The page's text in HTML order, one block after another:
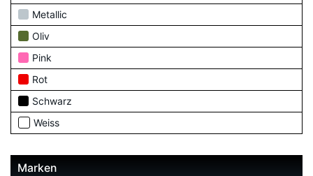
Metallic
Oliv
Pink
Rot
Schwarz
Weiss
Marken